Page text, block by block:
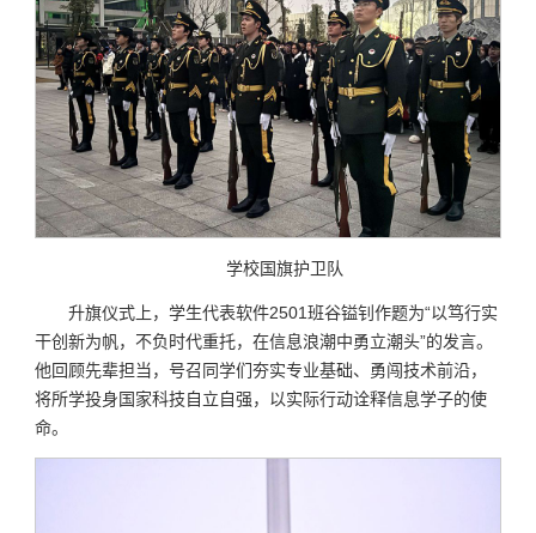
学校国旗护卫队
升旗仪式上，学生代表软件2501班谷镒钊作题为“以笃行实
干创新为帆，不负时代重托，在信息浪潮中勇立潮头”的发言。
他回顾先辈担当，号召同学们夯实专业基础、勇闯技术前沿，
将所学投身国家科技自立自强，以实际行动诠释信息学子的使
命。